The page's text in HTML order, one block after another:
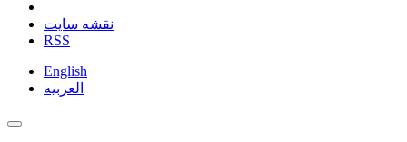
نقشه سایت
RSS
English
العربیه